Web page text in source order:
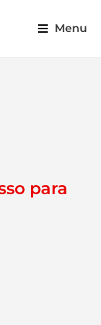
Menu
para